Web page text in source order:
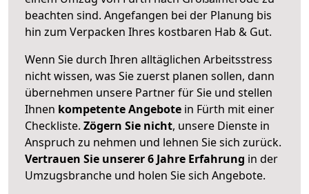
beachten sind. Angefangen bei der Planung bis
hin zum Verpacken Ihres kostbaren Hab & Gut.
Wenn Sie durch Ihren alltäglichen Arbeitsstress
nicht wissen, was Sie zuerst planen sollen, dann
übernehmen unsere Partner für Sie und stellen
Ihnen kompetente Angebote in Fürth mit einer
Checkliste. Zögern Sie nicht, unsere Dienste in
Anspruch zu nehmen und lehnen Sie sich zurück.
Vertrauen Sie unserer 6 Jahre Erfahrung in der
Umzugsbranche und holen Sie sich Angebote.